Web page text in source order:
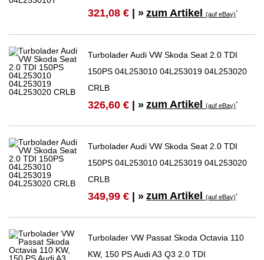
321,08 € | » zum Artikel(auf eBay)*
Turbolader Audi VW Skoda Seat 2.0 TDI
150PS 04L253010 04L253019 04L253020
CRLB
326,60 € | » zum Artikel(auf eBay)*
Turbolader Audi VW Skoda Seat 2.0 TDI
150PS 04L253010 04L253019 04L253020
CRLB
349,99 € | » zum Artikel(auf eBay)*
Turbolader VW Passat Skoda Octavia 110
KW, 150 PS Audi A3 Q3 2.0 TDI